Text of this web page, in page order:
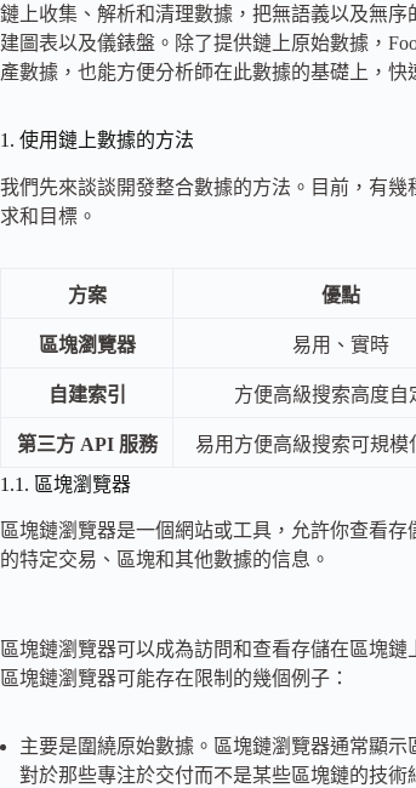
鏈上收集、解析和清理數據，把無語義以及無
建圖表以及儀錶盤。除了提供鏈上原始數據，
產數據，也能方便分析師在此數據的基礎上，
1. 使用鏈上數據的方法
我們先來談談開發整合數據的方法。目前，有
求和目標。
方案 優點
區塊瀏覽器 易用、實時
自建索引 方便高級搜索高度自
第三方 API 服務 易用方便高級搜索可規模
1.1. 區塊瀏覽器
區塊鏈瀏覽器是一個網站或工具，允許你查看
的特定交易、區塊和其他數據的信息。
區塊鏈瀏覽器可以成為訪問和查看存儲在區塊
區塊鏈瀏覽器可能存在限制的幾個例子：
主要是圍繞原始數據。區塊鏈瀏覽器通常顯
對於那些專注於交付而不是某些區塊鏈的技術